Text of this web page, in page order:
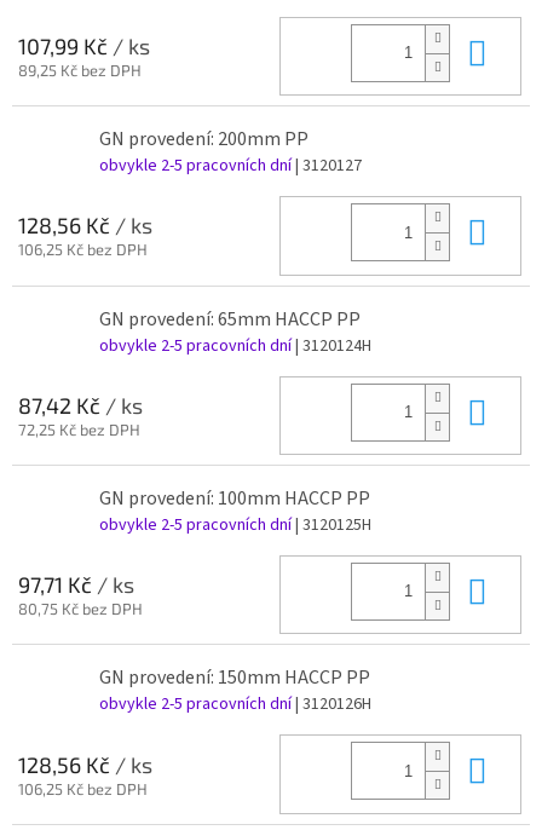
107,99 Kč / ks
89,25 Kč bez DPH
GN provedení: 200mm PP
obvykle 2-5 pracovních dní| 3120127
128,56 Kč / ks
106,25 Kč bez DPH
GN provedení: 65mm HACCP PP
obvykle 2-5 pracovních dní| 3120124H
87,42 Kč / ks
72,25 Kč bez DPH
GN provedení: 100mm HACCP PP
obvykle 2-5 pracovních dní| 3120125H
97,71 Kč / ks
80,75 Kč bez DPH
GN provedení: 150mm HACCP PP
obvykle 2-5 pracovních dní| 3120126H
128,56 Kč / ks
106,25 Kč bez DPH